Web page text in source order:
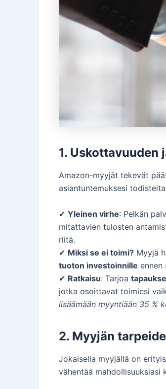
1.
Amazon-myyjät tekevät
asiantuntemuksesi
✔ Yleinen virhe: Pelkän
mitattavien tulosten
riitä.
✔ Miksi se ei toimi? Myyjä
tuoton investoinnille ennen
✔ Ratkaisu: Tarjoa
jotka osoittavat toimiesi
lisäämään myyntiään 35 %
2. Myyjän
Jokaisella myyjällä on
vähentää mahdollisuuksiasi